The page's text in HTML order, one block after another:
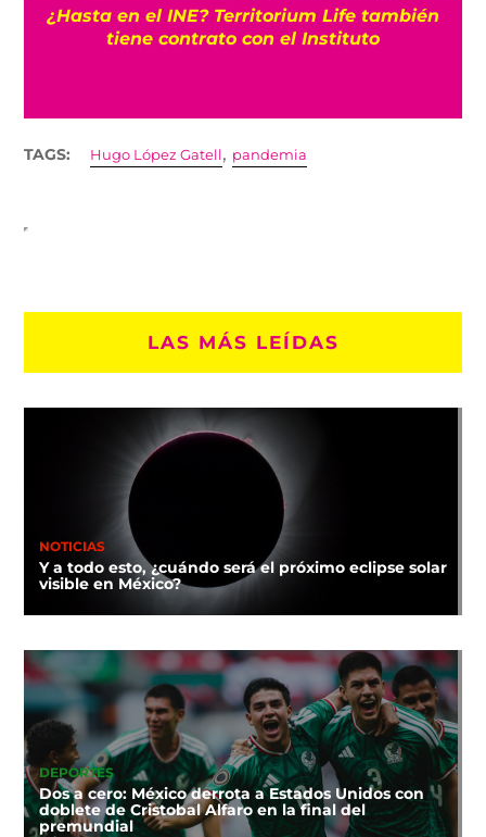
¿Hasta en el INE? Territorium Life también
tiene contrato con el Instituto
TAGS: Hugo López Gatell, pandemia
LAS MÁS LEÍDAS
NOTICIAS
Y a todo esto, ¿cuándo será el próximo eclipse solar
visible en México?
DEPORTES
Dos a cero: México derrota a Estados Unidos con
doblete de Cristobal Alfaro en la final del
premundial